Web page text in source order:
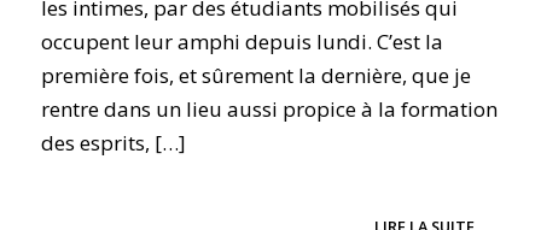
les intimes, par des étudiants mobilisés qui
occupent leur amphi depuis lundi. C’est la
première fois, et sûrement la dernière, que je
rentre dans un lieu aussi propice à la formation
des esprits, […]